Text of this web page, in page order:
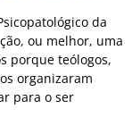
da
ou melhor, uma
porque teólogos,
organizaram
para o ser